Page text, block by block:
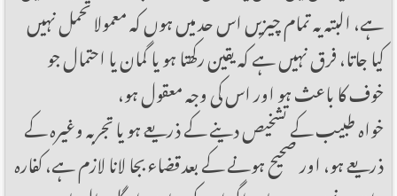
ہے، البتہ یہ تمام چیزیں اس حد میں ہوں کہ معمولا تحمل نہیں
کیا جاتا، فرق نہیں ہے کہ یقین رکھتا ہو یا گمان یا احتمال جو
خوف کا باعث ہو اور اس کی وجہ معقول ہو،
خواہ طبیب کے تشخیص دینے کے ذریعے ہو یا تجربہ وغیرہ کے
ذریعے ہو، اور صحیح ہونے کے بعد قضاء بجا لانا لازم ہے، کفارہ